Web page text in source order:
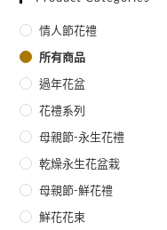
情人節花禮
所有商品
過年花盆
花禮系列
母親節-永生花禮
乾燥永生花盆栽
母親節-鮮花禮
鮮花花束